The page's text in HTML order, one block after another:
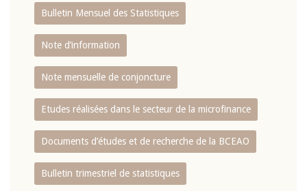
Bulletin Mensuel des Statistiques
Note d’information
Note mensuelle de conjoncture
Etudes réalisées dans le secteur de la microfinance
Documents d’études et de recherche de la BCEAO
Bulletin trimestriel de statistiques